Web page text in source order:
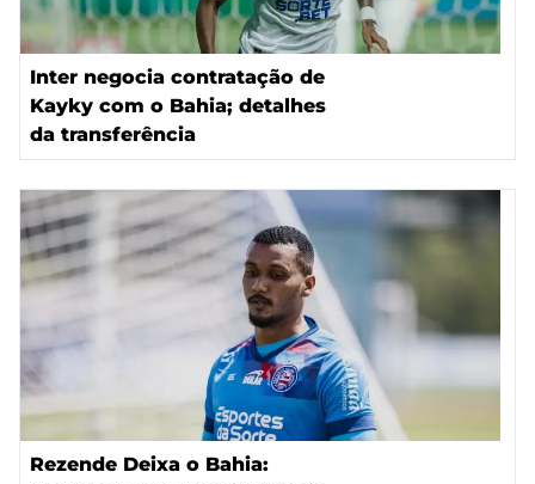
Inter negocia contratação de
Kayky com o Bahia; detalhes
da transferência
Rezende Deixa o Bahia: